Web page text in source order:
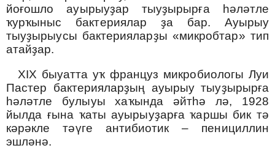
йоғошло ауырыуҙар тыуҙырырға һәләтле
ҡурҡыныс бактериялар ҙа бар. Ауырыу
тыуҙырыусы бактерияларҙы «микробтар» тип
атайҙар.
XIX быуатта уҡ француз микробиологы Луи
Пастер бактерияларҙың ауырыу тыуҙырырға
һәләтле булыуы хаҡында әйтһә лә, 1928
йылда ғына ҡаты ауырыуҙарға ҡаршы бик тә
кәрәкле тәүге антибиотик – пенициллин
эшләнә.